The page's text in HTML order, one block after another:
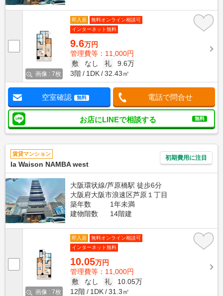
画像 : 7枚
即入居
無料オンライン相談可
インターネット無料
9.6万円
管理費等：11,000円
敷
なし 礼
9.6万
3階
1DK 32.43㎡
空室確認 無料 電話で問合せ
お店にLINEで相談する 無料
賃貸マンション
la Waison NAMBA west
初期費用に注目
大阪環状線/芦原橋駅 徒歩6分
大阪府大阪市浪速区芦原１丁目
築年数
1年未満
建物階数
14階建
画像 : 7枚
即入居
無料オンライン相談可
インターネット無料
10.05万円
管理費等：11,000円
敷
なし 礼
10.05万
12階
1DK 31.3㎡